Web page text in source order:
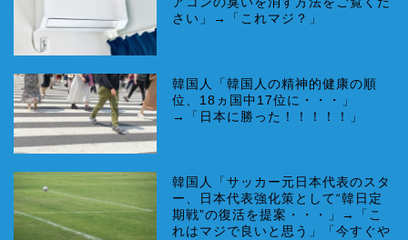
さい」→「これマジ？」
韓国人「韓国人の精神的健康の順
位、18ヵ国中17位に・・・」
→「日本に勝った！！！！！」
韓国人「サッカー元日本代表のスタ
ー、日本代表強化策として“韓日定
期戦”の復活を提案・・・」→「こ
れはマジで良いと思う」「今すぐや